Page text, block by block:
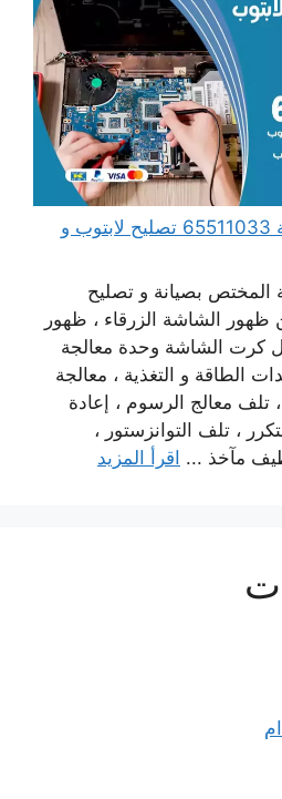
مهندس كمبيوتر الصليبية 65511033 تصليح لابتوب و
المختص بصيانة و تصليح
ظهور الشاشة الزرقاء ، ظهور
كرت الشاشة وحدة معالجة
الطاقة و التغذية ، معالجة
تلف معالج الرسوم ، إعادة
، تلف التوانزستور ،
مآخذ ... اقرأ المزيد